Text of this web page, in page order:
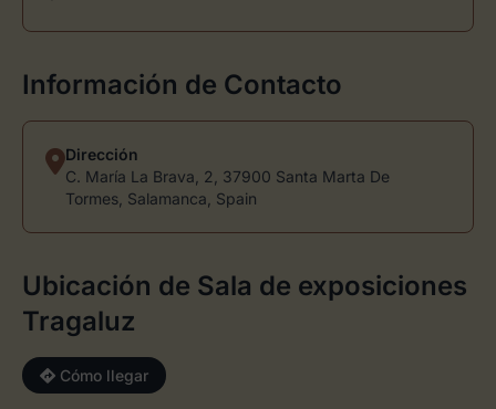
Información de Contacto
Dirección
C. María La Brava, 2, 37900 Santa Marta De
Tormes, Salamanca, Spain
Ubicación de Sala de exposiciones
Tragaluz
Cómo llegar